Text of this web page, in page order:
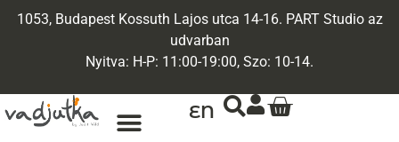
1053, Budapest Kossuth Lajos utca 14-16. PART Studio az
udvarban
Nyitva: H-P: 11:00-19:00, Szo: 10-14.
EN